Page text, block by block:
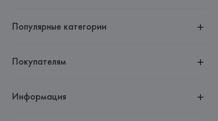
Популярные категории
Покупателям
Информация